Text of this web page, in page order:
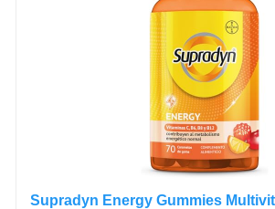
Supradyn Energy Gummies